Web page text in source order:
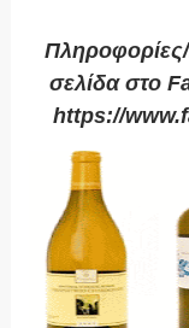
Πληροφορίες/
σελίδα στο
https://